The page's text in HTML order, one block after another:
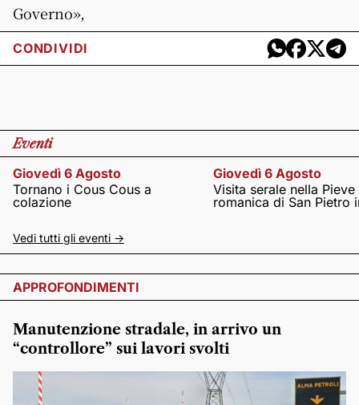
Governo»,
CONDIVIDI
Eventi
Giovedì 6 Agosto
Tornano i Cous Cous a
colazione
Giovedì 6 Agosto
Visita serale nella Pieve
romanica di San Pietro
Vedi tutti gli eventi ->
APPROFONDIMENTI
Manutenzione stradale, in arrivo un
“controllore” sui lavori svolti